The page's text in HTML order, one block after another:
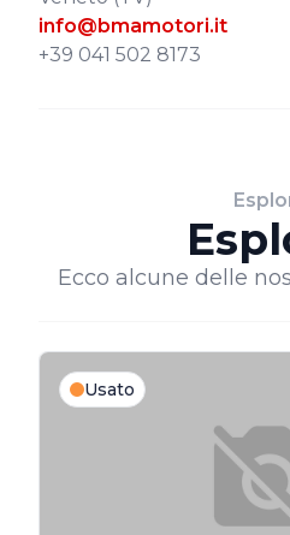
info@bmamotori.it
+39 041 502 8173
Ecco alcune delle
Usato